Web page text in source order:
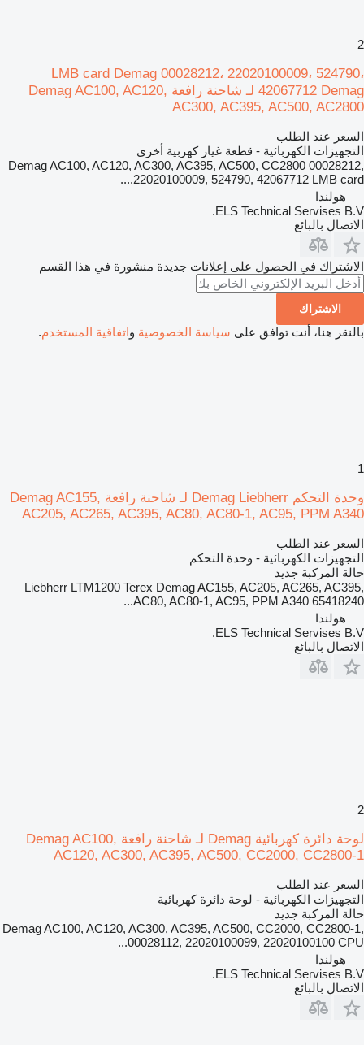
2
LMB card Demag 00028212، 22020100009، 524790،
42067712 Demag لـ شاحنة رافعة Demag AC100, AC120,
AC300, AC395, AC500, AC2800
السعر عند الطلب
التجهيزات الكهربائية - قطعة غيار كهربية أخرى
Demag AC100, AC120, AC300, AC395, AC500, CC2800 00028212,
22020100009, 524790, 42067712 LMB card....
هولندا
ELS Technical Servises B.V.
الاتصال بالبائع
الاشتراك في الحصول على إعلانات جديدة منشورة في هذا القسم
الاشتراك
بالنقر هنا، أنت توافق على سياسة الخصوصية واتفاقية المستخدم.
1
وحدة التحكم Demag Liebherr لـ شاحنة رافعة Demag AC155,
AC205, AC265, AC395, AC80, AC80-1, AC95, PPM A340
السعر عند الطلب
التجهيزات الكهربائية - وحدة التحكم
حالة المركبة جديد
Liebherr LTM1200 Terex Demag AC155, AC205, AC265, AC395,
AC80, AC80-1, AC95, PPM A340 65418240...
هولندا
ELS Technical Servises B.V.
الاتصال بالبائع
2
لوحة دائرة كهربائية Demag لـ شاحنة رافعة Demag AC100,
AC120, AC300, AC395, AC500, CC2000, CC2800-1
السعر عند الطلب
التجهيزات الكهربائية - لوحة دائرة كهربائية
حالة المركبة جديد
Demag AC100, AC120, AC300, AC395, AC500, CC2000, CC2800-1,
00028112, 22020100099, 22020100100 CPU...
هولندا
ELS Technical Servises B.V.
الاتصال بالبائع